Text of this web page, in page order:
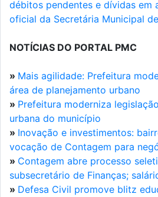
débitos pendentes e dívidas em
oficial da Secretária Municipal
NOTÍCIAS DO PORTAL PMC
» Mais agilidade: Prefeitura
área de planejamento urbano
» Prefeitura moderniza
urbana do município
» Inovação e investimentos:
vocação de Contagem para
» Contagem abre processo
subsecretário de Finanças;
» Defesa Civil promove blitz